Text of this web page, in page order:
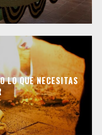
LO QUE NECESITAS